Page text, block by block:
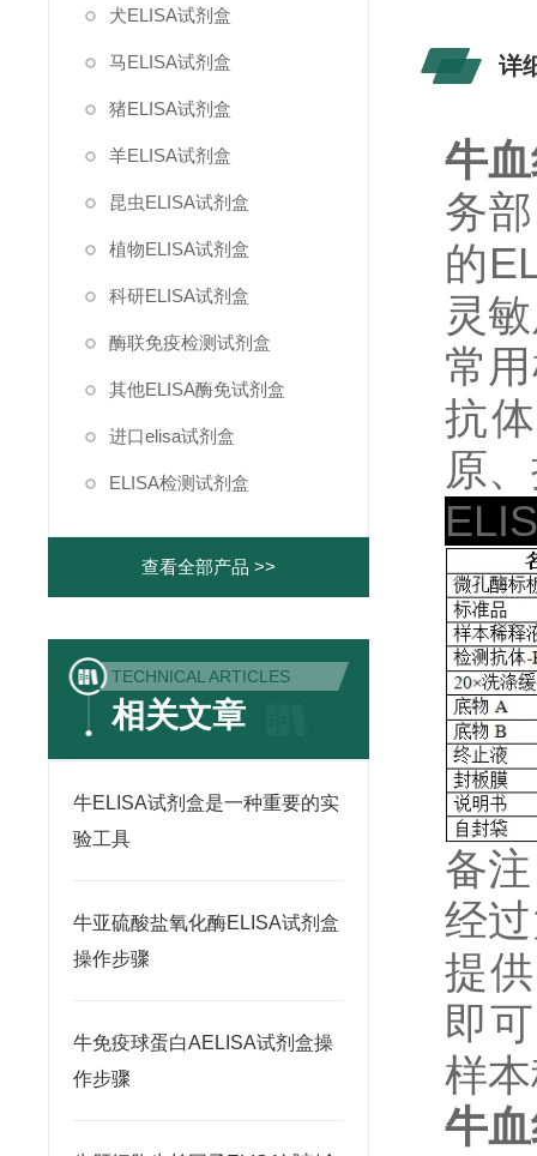
犬ELISA试剂盒
马ELISA试剂盒
猪ELISA试剂盒
羊ELISA试剂盒
昆虫ELISA试剂盒
植物ELISA试剂盒
科研ELISA试剂盒
酶联免疫检测试剂盒
其他ELISA酶免试剂盒
进口elisa试剂盒
ELISA检测试剂盒
查看全部产品 >>
TECHNICAL ARTICLES
相关文章
牛ELISA试剂盒是一种重要的实
验工具
牛亚硫酸盐氧化酶ELISA试剂盒
操作步骤
牛免疫球蛋白AELISA试剂盒操
作步骤
详
牛
务
的
灵
常
抗
原
备
经
提
即
样
牛